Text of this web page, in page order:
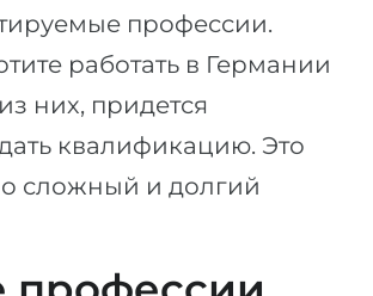
профессии.
работать в Германии
них, придется
квалификацию. Это
сложный и долгий